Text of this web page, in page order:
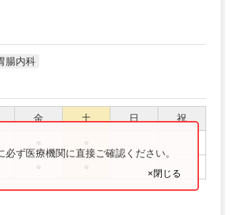
腸内科
金 土 日 祝
ず医療機関に直接ご確認ください。
×閉じる